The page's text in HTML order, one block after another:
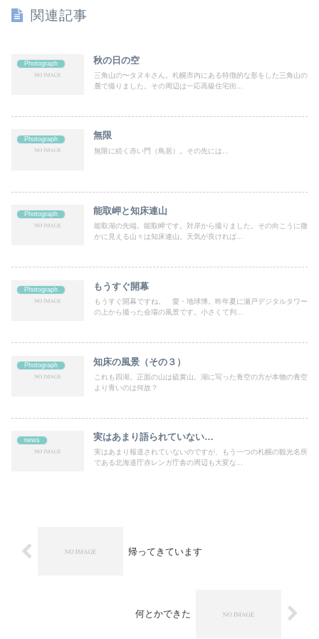
関連記事
Photograph 秋の日の空
三角山の〜タヌキさん。札幌市内にある特徴的な形をした三角山の
麓で撮りました。その周辺は一応高級住宅街...
Photograph 無限
無限に続く赤い門（鳥居）。その先には...
Photograph 能取岬と知床連山
能取湖の先端。能取岬です。対岸から撮りました。その向こうに微
かに見える山々は知床連山。天気が良ければ...
Photograph もうすぐ開幕
もうすぐ開幕ですね。 愛・地球博。昨年夏に瀬戸デジタルタワー
の上から撮った会場の風景です。小さくて判...
Photograph 知床の風景（その３）
これも四湖。正面の山は硫黄山。湖に写った青空の方が本物の青空
より青いのは何故？
news 実はあまり語られていない…
実はあまり報道されていないのですが、もう一つの札幌の観光名所
である北海道庁赤レンガ庁舎の周辺も大変な...
帰ってきています
何とかできた